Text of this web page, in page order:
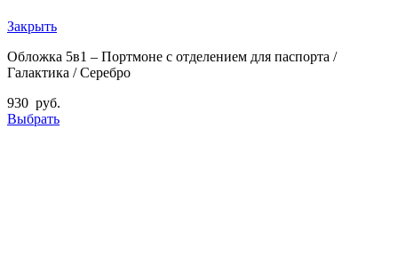
Закрыть
Обложка 5в1 – Портмоне с отделением для паспорта /
Галактика / Серебро
930 руб.
Выбрать